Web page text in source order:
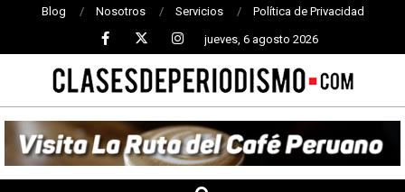
Blog Nosotros Servicios Política de Privacidad
jueves, 6 agosto 2026
CLASES
DE
PERIODISMO